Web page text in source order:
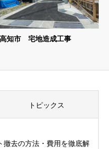
高知市 宅地造成工事
トピックス
撤去の方法・費用を徹底解